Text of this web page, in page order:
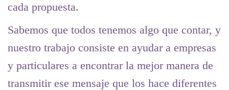
cada propuesta.
Sabemos que todos tenemos algo que contar, y
nuestro trabajo consiste en ayudar a empresas
y particulares a encontrar la mejor manera de
transmitir ese mensaje que los hace diferentes